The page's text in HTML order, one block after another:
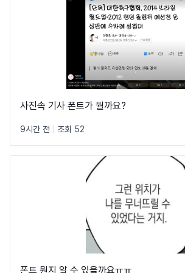
사진속 기사 폰트가 뭘까요?
9시간 전 조회 52
폰트 뭔지 알 수 있을까요ㅠㅠ